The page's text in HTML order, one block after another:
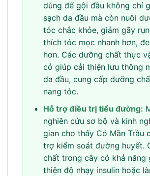
dùng để gội đầu không chỉ
sạch da đầu mà còn nuôi
tóc chắc khỏe, giảm gãy
thích tóc mọc nhanh hơn,
hơn. Các dưỡng chất thực
cỏ giúp cải thiện lưu thông
da đầu, cung cấp dưỡng
nang tóc.
Hỗ trợ điều trị tiểu đường:
nghiên cứu sơ bộ và kinh
gian cho thấy Cỏ Mần Trầu
trợ kiểm soát đường huyết.
chất trong cây có khả năng
thiện độ nhạy insulin hoặc